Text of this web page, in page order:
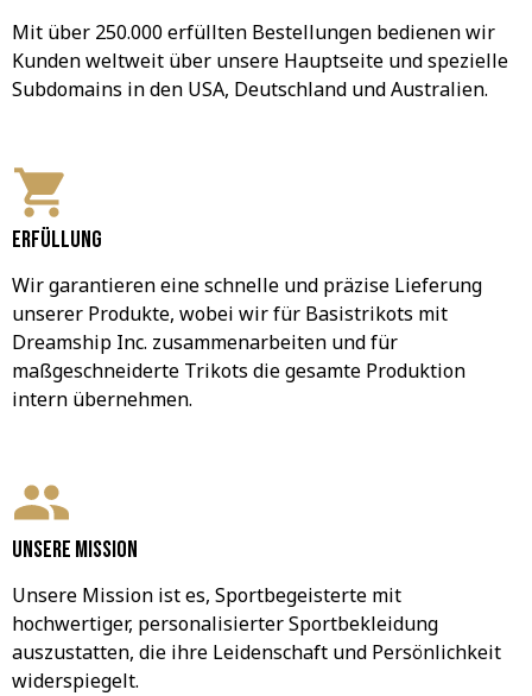
Mit über 250.000 erfüllten Bestellungen bedienen wir
Kunden weltweit über unsere Hauptseite und spezielle
Subdomains in den USA, Deutschland und Australien.
Erfüllung
Wir garantieren eine schnelle und präzise Lieferung
unserer Produkte, wobei wir für Basistrikots mit
Dreamship Inc. zusammenarbeiten und für
maßgeschneiderte Trikots die gesamte Produktion
intern übernehmen.
Unsere Mission
Unsere Mission ist es, Sportbegeisterte mit
hochwertiger, personalisierter Sportbekleidung
auszustatten, die ihre Leidenschaft und Persönlichkeit
widerspiegelt.